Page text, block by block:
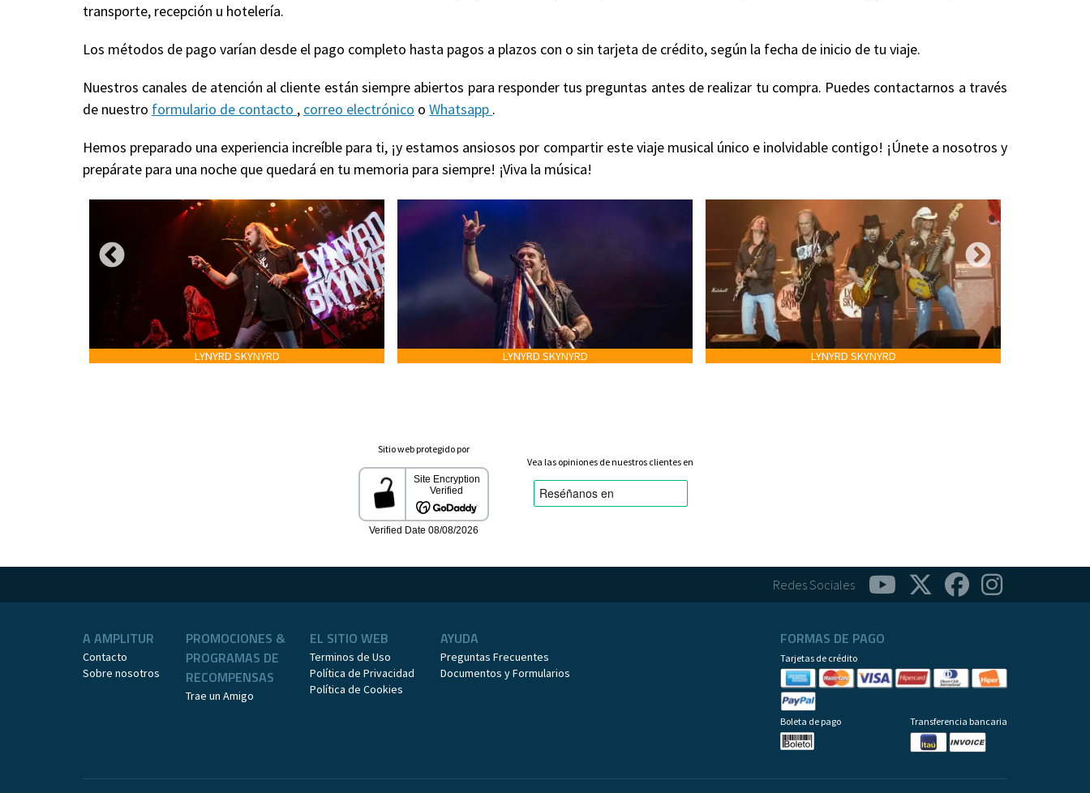
transporte, recepción u hotelería.
Los métodos de pago varían desde el pago completo hasta pagos a plazos con o sin tarjeta de crédito, según la fecha de inicio de tu viaje.
Nuestros canales de atención al cliente están siempre abiertos para responder tus preguntas antes de realizar tu compra. Puedes contactarnos a través
de nuestro formulario de contacto , correo electrónico o Whatsapp .
Hemos preparado una experiencia increíble para ti, ¡y estamos ansiosos por compartir este viaje musical único e inolvidable contigo! ¡Únete a nosotros y
prepárate para una noche que quedará en tu memoria para siempre! ¡Viva la música!
LYNYRD SKYNYRD LYNYRD SKYNYRD LYNYRD SKYNYRD
Sitio web protegido por
Vea las opiniones de nuestros clientes en
Redes Sociales
A AMPLITUR
Contacto
Sobre nosotros
PROMOCIONES &
PROGRAMAS DE
RECOMPENSAS
Trae un Amigo
EL SITIO WEB
Terminos de Uso
Política de Privacidad
Política de Cookies
AYUDA
Preguntas Frecuentes
Documentos y Formularios
FORMAS DE PAGO
Tarjetas de crédito
Boleta de pago Transferencia bancaria